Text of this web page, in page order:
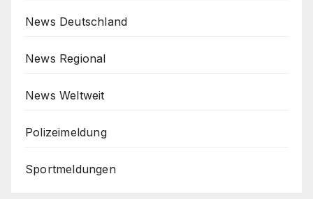
News Deutschland
News Regional
News Weltweit
Polizeimeldung
Sportmeldungen